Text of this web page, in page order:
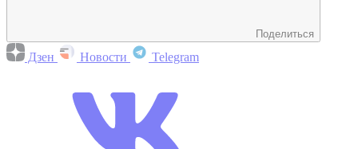
Поделиться
Дзен Новости Telegram